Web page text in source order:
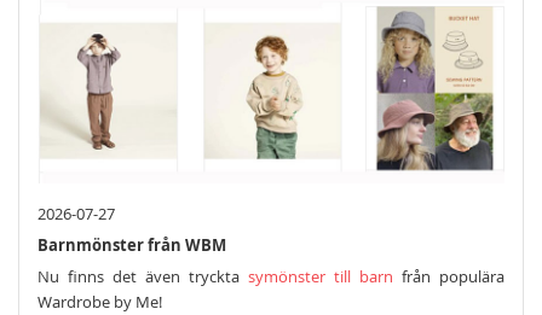
2026-07-27
Barnmönster från WBM
Nu finns det även tryckta symönster till barn från populära
Wardrobe by Me!